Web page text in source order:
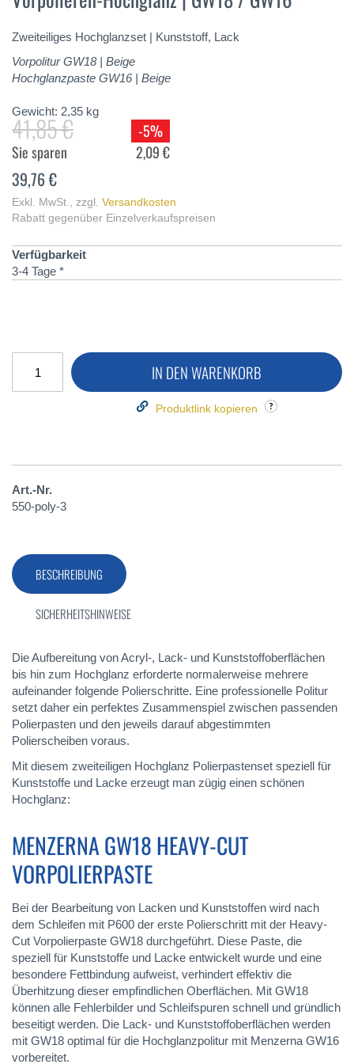
springen
Zweiteiliges Hochglanzset | Kunststoff, Lack
Vorpolitur GW18 | Beige
Hochglanzpaste GW16 | Beige
Gewicht: 2,35 kg
41,85 €
-5%
Sie sparen
2,09 €
39,76 €
Exkl. MwSt., zzgl. Versandkosten
Rabatt gegenüber Einzelverkaufspreisen
Verfügbarkeit
3-4 Tage *
IN DEN WARENKORB
Produktlink kopieren
Art.-Nr.
550-poly-3
BESCHREIBUNG
Die Aufbereitung von Acryl-, Lack- und Kunststoffoberflächen
bis hin zum Hochglanz erforderte normalerweise mehrere
aufeinander folgende Polierschritte. Eine professionelle Politur
setzt daher ein perfektes Zusammenspiel zwischen passenden
Polierpasten und den jeweils darauf abgestimmten
Polierscheiben voraus.
Mit diesem zweiteiligen Hochglanz Polierpastenset speziell für
Kunststoffe und Lacke erzeugt man zügig einen schönen
Hochglanz:
MENZERNA GW18 HEAVY-CUT
VORPOLIERPASTE
Bei der Bearbeitung von Lacken und Kunststoffen wird nach
dem Schleifen mit P600 der erste Polierschritt mit der Heavy-
Cut Vorpolierpaste GW18 durchgeführt. Diese Paste, die
speziell für Kunststoffe und Lacke entwickelt wurde und eine
besondere Fettbindung aufweist, verhindert effektiv die
Überhitzung dieser empfindlichen Oberflächen. Mit GW18
können alle Fehlerbilder und Schleifspuren schnell und gründlich
beseitigt werden. Die Lack- und Kunststoffoberflächen werden
mit GW18 optimal für die Hochglanzpolitur mit Menzerna GW16
vorbereitet.
SICHERHEITSHINWEISE